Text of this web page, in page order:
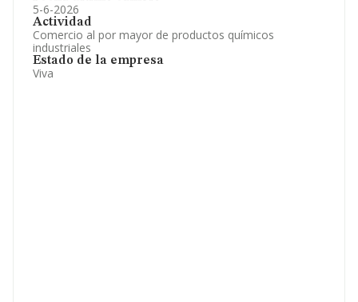
5-6-2026
Actividad
Comercio al por mayor de productos químicos
industriales
Estado de la empresa
Viva